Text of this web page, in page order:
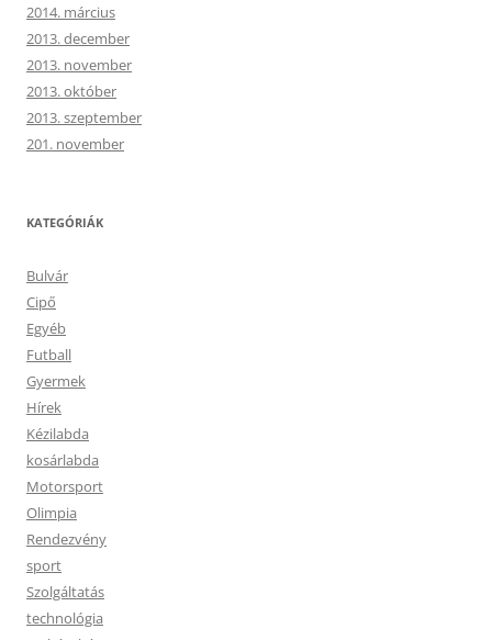
2014. március
2013. december
2013. november
2013. október
2013. szeptember
201. november
KATEGÓRIÁK
Bulvár
Cipő
Egyéb
Futball
Gyermek
Hírek
Kézilabda
kosárlabda
Motorsport
Olimpia
Rendezvény
sport
Szolgáltatás
technológia